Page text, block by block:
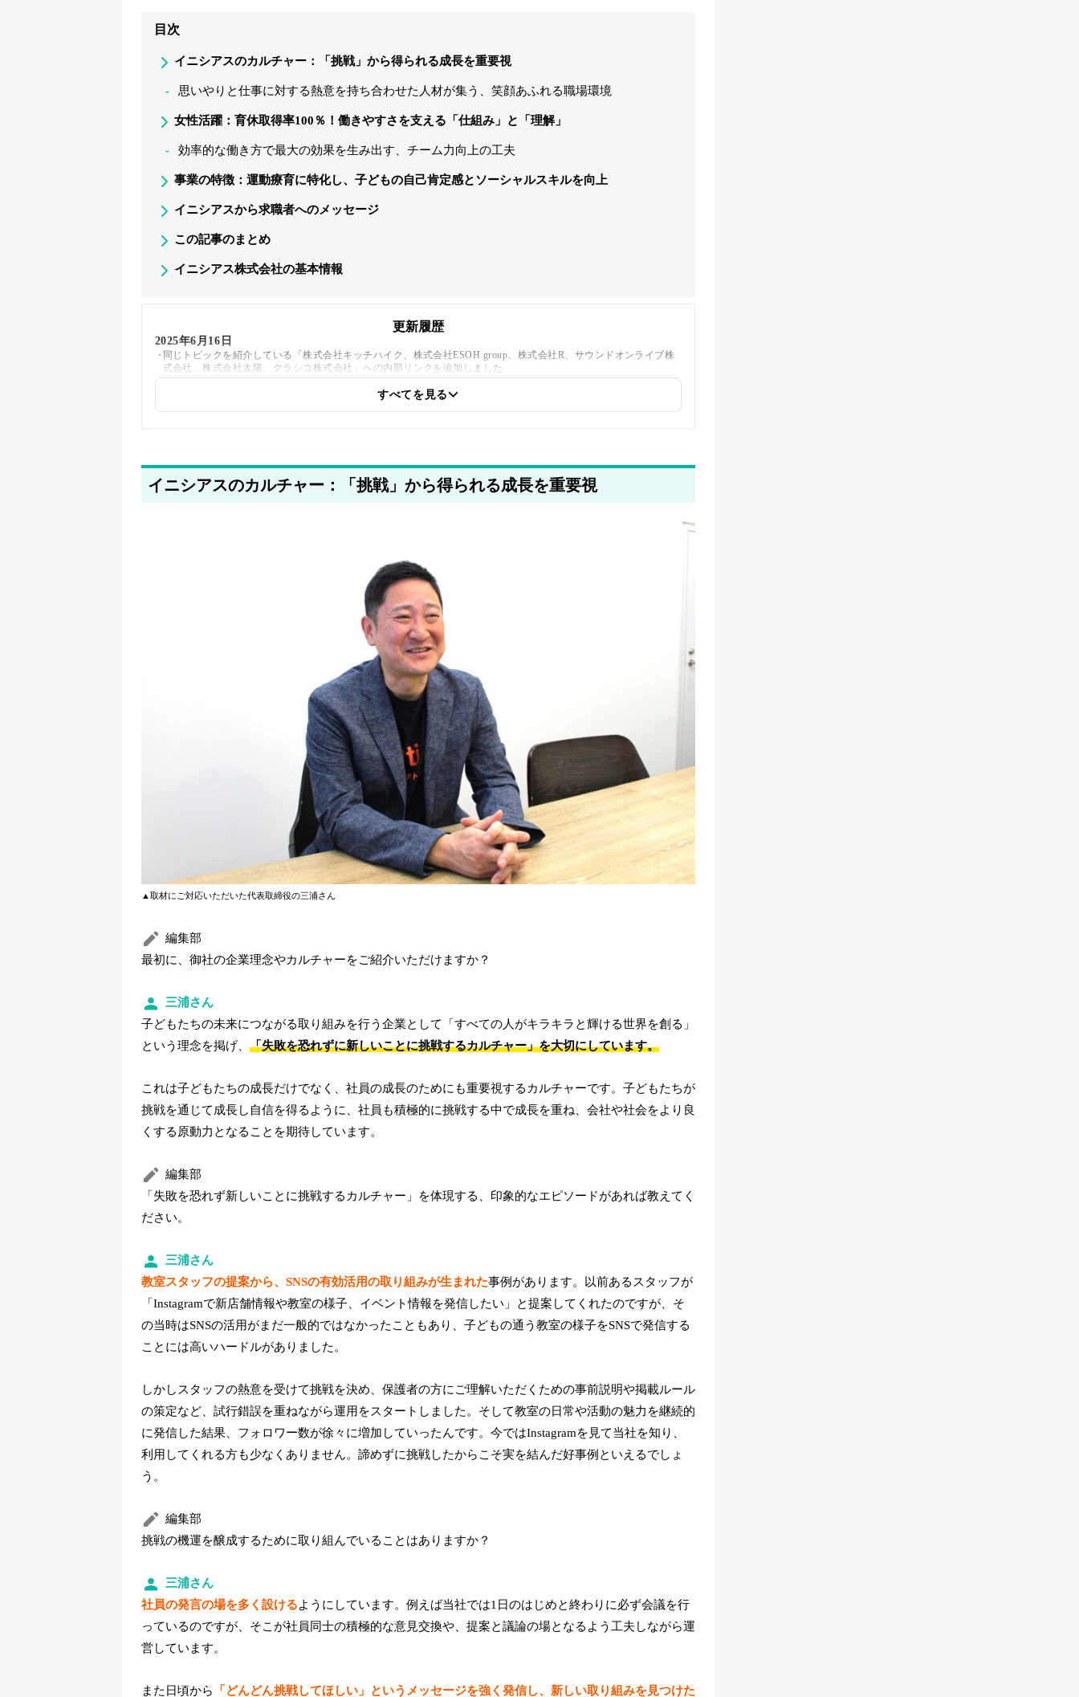
目次
イニシアスのカルチャー：「挑戦」から得られる成長を重要視
思いやりと仕事に対する熱意を持ち合わせた人材が集う、笑顔あふれる職場環境
女性活躍：育休取得率100％！働きやすさを支える「仕組み」と「理解」
効率的な働き方で最大の効果を生み出す、チーム力向上の工夫
事業の特徴：運動療育に特化し、子どもの自己肯定感とソーシャルスキルを向上
イニシアスから求職者へのメッセージ
この記事のまとめ
イニシアス株式会社の基本情報
更新履歴
2025年6月16日
同じトピックを紹介している「株式会社キッチハイク、株式会社ESOH group、株式会社R、サウンドオンライブ株
式会社、株式会社太陽、クラシコ株式会社」への内部リンクを追加しました
2025年5月22日
すべてを見る
イニシアスのカルチャー：「挑戦」から得られる成長を重要視
▲取材にご対応いただいた代表取締役の三浦さん
編集部
最初に、御社の企業理念やカルチャーをご紹介いただけますか？
三浦さん
子どもたちの未来につながる取り組みを行う企業として「すべての人がキラキラと輝ける世界を創る」
という理念を掲げ、 「失敗を恐れずに新しいことに挑戦するカルチャー」を大切にしています。
これは子どもたちの成長だけでなく、社員の成長のためにも重要視するカルチャーです。子どもたちが
挑戦を通じて成長し自信を得るように、社員も積極的に挑戦する中で成長を重ね、会社や社会をより良
くする原動力となることを期待しています。
編集部
「失敗を恐れず新しいことに挑戦するカルチャー」を体現する、印象的なエピソードがあれば教えてく
ださい。
三浦さん
教室スタッフの提案から、SNSの有効活用の取り組みが生まれた事例があります。以前あるスタッフが
「Instagramで新店舗情報や教室の様子、イベント情報を発信したい」と提案してくれたのですが、そ
の当時はSNSの活用がまだ一般的ではなかったこともあり、子どもの通う教室の様子をSNSで発信する
ことには高いハードルがありました。
しかしスタッフの熱意を受けて挑戦を決め、保護者の方にご理解いただくための事前説明や掲載ルール
の策定など、試行錯誤を重ねながら運用をスタートしました。そして教室の日常や活動の魅力を継続的
に発信した結果、フォロワー数が徐々に増加していったんです。今ではInstagramを見て当社を知り、
利用してくれる方も少なくありません。諦めずに挑戦したからこそ実を結んだ好事例といえるでしょ
う。
編集部
挑戦の機運を醸成するために取り組んでいることはありますか？
三浦さん
社員の発言の場を多く設けるようにしています。例えば当社では1日のはじめと終わりに必ず会議を行
っているのですが、そこが社員同士の積極的な意見交換や、提案と議論の場となるよう工夫しながら運
営しています。
また日頃から 「どんどん挑戦してほしい」というメッセージを強く発信し、新しい取り組みを見つけた